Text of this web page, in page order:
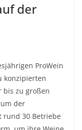
der
ProWein
konzipierten
bis zu großen
der
rund 30 Betriebe